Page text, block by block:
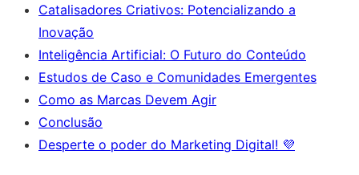
Catalisadores Criativos: Potencializando a
Inovação
Inteligência Artificial: O Futuro do Conteúdo
Estudos de Caso e Comunidades Emergentes
Como as Marcas Devem Agir
Conclusão
Desperte o poder do Marketing Digital! 💜